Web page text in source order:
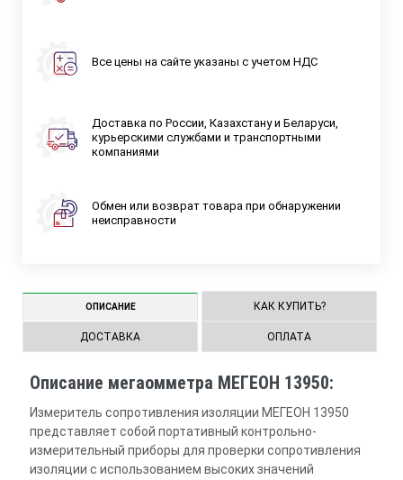
Все цены на сайте указаны с учетом НДС
Доставка по России, Казахстану и Беларуси,
курьерскими службами и транспортными
компаниями
Обмен или возврат товара при обнаружении
неисправности
ОПИСАНИЕ КАК КУПИТЬ?
ДОСТАВКА ОПЛАТА
Описание мегаомметра МЕГЕОН 13950:
Измеритель сопротивления изоляции МЕГЕОН 13950
представляет собой портативный контрольно-
измерительный приборы для проверки сопротивления
изоляции с использованием высоких значений